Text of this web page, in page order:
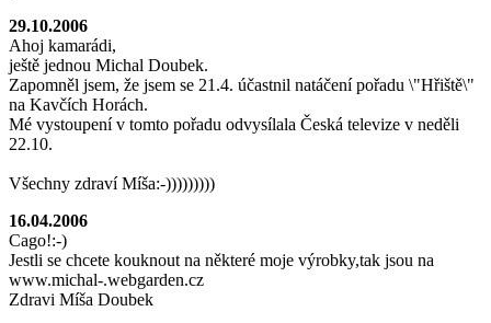
29.10.2006
Ahoj kamarádi,
ještě jednou Michal Doubek.
Zapomněl jsem, že jsem se 21.4. účastnil natáčení pořadu \"Hřiště\"
na Kavčích Horách.
Mé vystoupení v tomto pořadu odvysílala Česká televize v neděli
22.10.
Všechny zdraví Míša:-)))))))))
16.04.2006
Cago!:-)
Jestli se chcete kouknout na některé moje výrobky,tak jsou na
www.michal-.webgarden.cz
Zdravi Míša Doubek